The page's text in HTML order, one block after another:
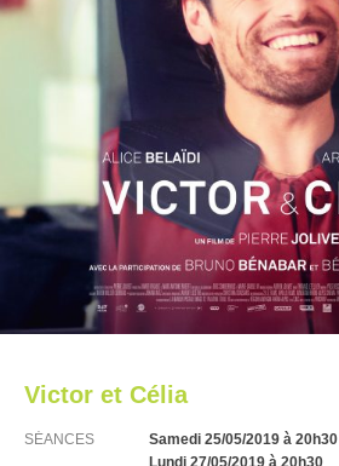
Victor et Célia
SÉANCES Samedi 25/05/2019 à 20h30